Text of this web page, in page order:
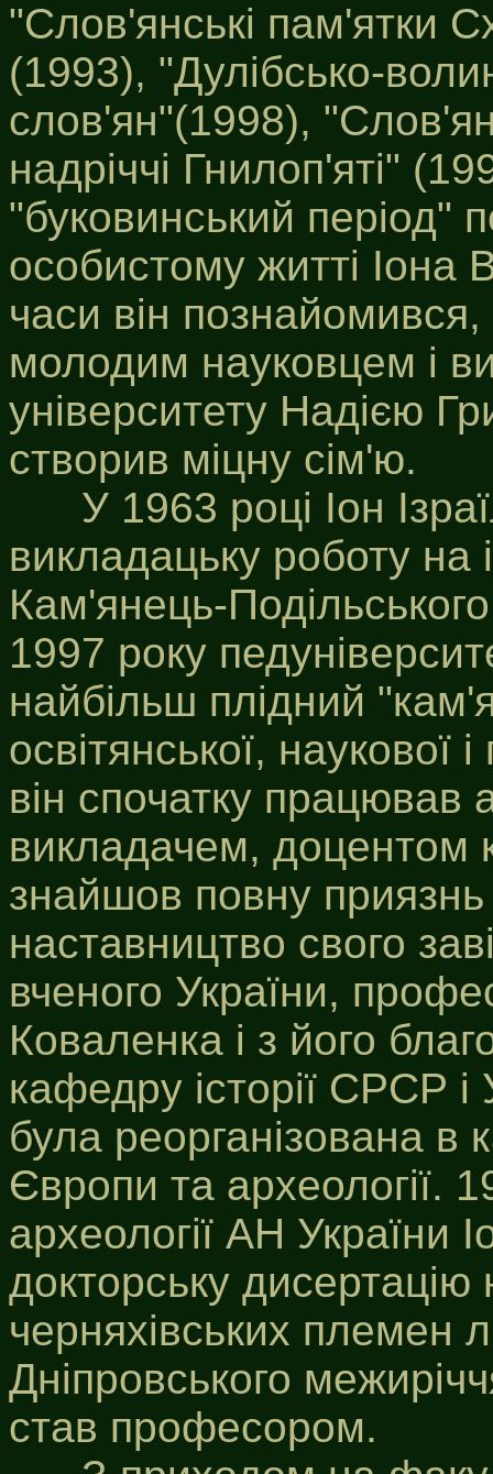
"Слов'янські пам'ятки
(1993), "Дулібсько-
слов'ян"(1998),
надріччі Гнилоп'яті"
"буковинський період"
особистому житті Іона
часи він
молодим науковцем і
університету Надією
створив міцну сім'ю.
У 1963 році Іон
викладацьку роботу на
Кам'янець-Подільського
1997 року
найбільш плідний
освітянської, наукової
він спочатку
викладачем, доцентом
знайшов повну приязнь
наставництво свого
вченого України,
Коваленка і з його
кафедру історії СРСР
була реорганізована в
Європи та археології.
археології АН України
докторську дисертацію
черняхівських племен
Дніпровського
став професором.